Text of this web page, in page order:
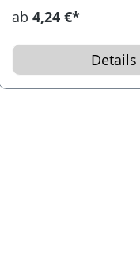
einer 600D Polyester-
ab 4,24 €*
Details